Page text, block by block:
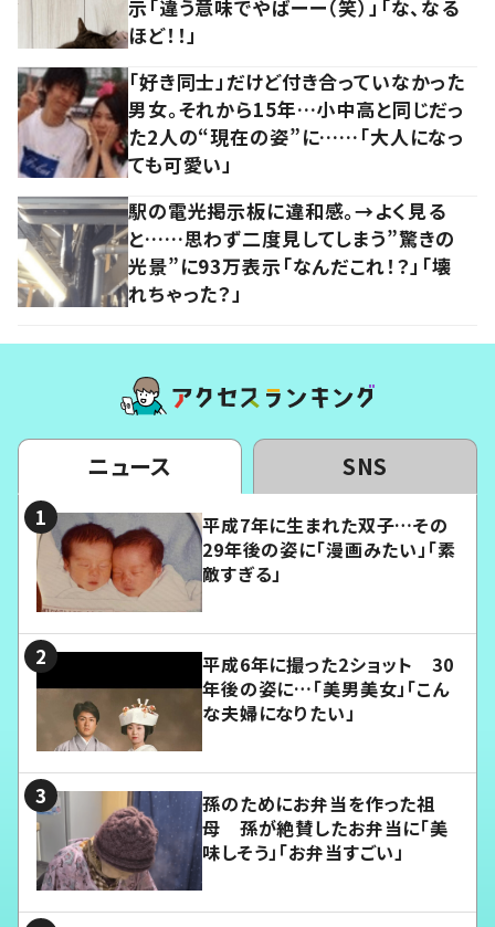
示「違う意味でやばーー（笑）」「な、なる
ほど！！」
「好き同士」だけど付き合っていなかった
男女。それから15年…小中高と同じだっ
た2人の“現在の姿”に……「大人になっ
ても可愛い」
駅の電光掲示板に違和感。→よく見る
と……思わず二度見してしまう”驚きの
光景”に93万表示「なんだこれ！？」「壊
れちゃった？」
ニュース SNS
平成7年に生まれた双子…その
29年後の姿に「漫画みたい」「素
敵すぎる」
平成6年に撮った2ショット 30
年後の姿に…「美男美女」「こん
な夫婦になりたい」
孫のためにお弁当を作った祖
母 孫が絶賛したお弁当に「美
味しそう」「お弁当すごい」